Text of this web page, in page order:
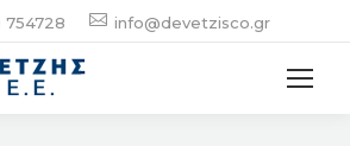
754728 info@devetzisco.gr